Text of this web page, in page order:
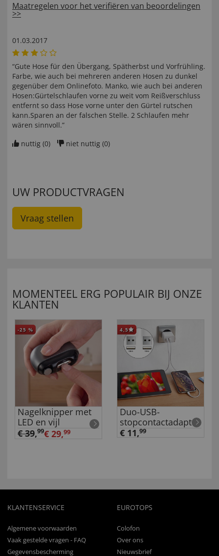
Maatregelen voor het verifiëren van beoordelingen
>>
01.03.2017
“Gute Hose für den Übergang, Spätherbst und Vorfrühling.
Farbe, wie auch bei mehreren anderen Hosen zu dunkel
gegenüber dem Onlinefoto. Manko, wie auch bei anderen
Hosen:Gürtelschlaufen vorne zu weit vom Reißverschluss
entfernt so dass Hose vorne unter den Gürtel rutschen
kann.Sparen an der falschen Stelle. 2 Schlaufen mehr
wären sinnvoll.”
nuttig (0) niet nuttig (0)
UW PRODUCTVRAGEN
Vraag stellen
MOMENTEEL ERG POPULAIR BIJ ONZE
KLANTEN
-25 %
Nagelknipper met
LED en vijl
€ 39,99€ 29,99
4,5
Duo-USB-
stopcontactadapter
€ 11,99
KLANTENSERVICE
Algemene voorwaarden
Vaak gestelde vragen - FAQ
Gegevensbescherming
EUROTOPS
Colofon
Over ons
Nieuwsbrief